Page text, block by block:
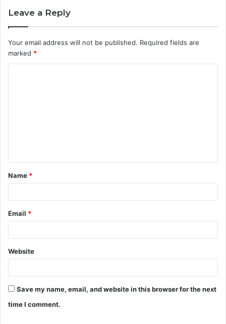
Leave a Reply
Your email address will not be published. Required fields are
marked *
t
*
Name *
Email *
Website
Save my name, email, and website in this browser for the next
time I comment.